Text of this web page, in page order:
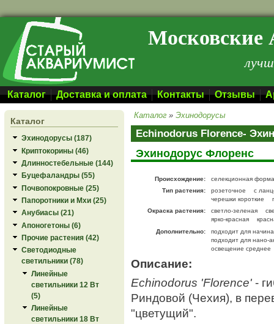
Перейти к основному содержанию Московские
Каталог Доставка и оплата Контакты Отзывы
Каталог
Эхинодорусы (187)
Криптокорины (46)
Длинностебельные (144)
Буцефаландры (55)
Почвопокровные (25)
Папоротники и Мхи (25)
Анубиасы (21)
Апоногетоны (6)
Прочие растения (42)
Светодиодные
светильники (78)
Линейные
светильники 12 Вт
(5)
Линейные
светильники 18 Вт
Каталог »Эхинодорусы
Echinodorus Florence-
Эхинодорус Флоренс
Происхождение:
селекционная
Тип растения:
розеточное
с
черешки короткие
Окраска растения:
светло-зеленая
ярко-красная
Дополнительно:
подходит для
подходит для нано-
освещение среднее
Описание:
Echinodorus 'Florence' -
Риндовой (Чехия), в
"цветущий".